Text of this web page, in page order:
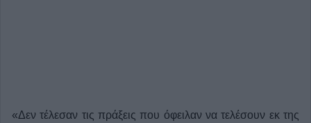
«Δεν τέλεσαν τις πράξεις που όφειλαν να τελέσουν εκ της